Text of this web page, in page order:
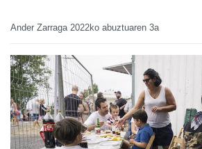
Ander Zarraga 2022ko abuztuaren 3a